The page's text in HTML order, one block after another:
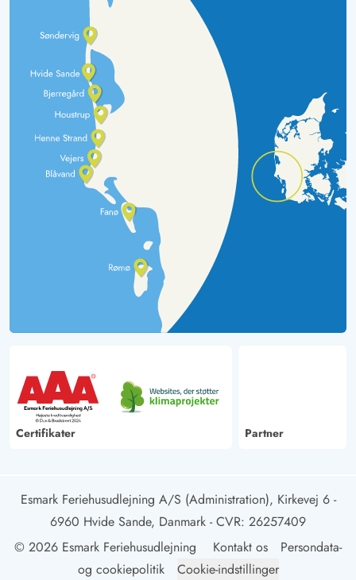
Certifikater Partner
Esmark Feriehusudlejning A/S (Administration), Kirkevej 6 -
6960 Hvide Sande, Danmark - CVR: 26257409
© 2026 Esmark Feriehusudlejning
Kontakt os
Persondata-
og cookiepolitik
Cookie-indstillinger